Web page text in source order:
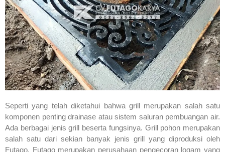
Seperti yang telah diketahui bahwa grill merupakan salah satu
komponen penting drainase atau sistem saluran pembuangan air.
Ada berbagai jenis grill beserta fungsinya. Grill pohon merupakan
salah satu dari sekian banyak jenis grill yang diproduksi oleh
Futago. Futago merupakan perusahaan pengecoran logam yang